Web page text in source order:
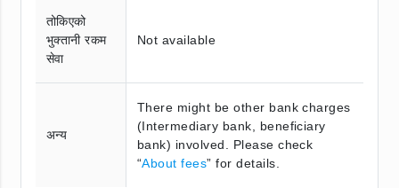
तोकिएको
भुक्तानी रकम
सेवा
Not available
अन्य
There might be other bank charges
(Intermediary bank, beneficiary
bank) involved. Please check
“About fees” for details.